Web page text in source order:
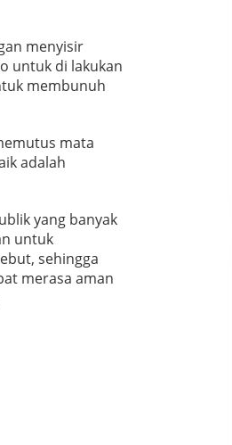
menyisir
untuk di lakukan
membunuh
mata
adalah
yang banyak
untuk
sehingga
merasa aman